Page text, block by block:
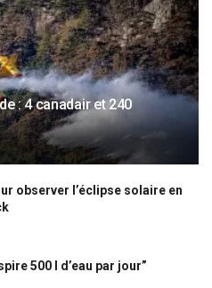
: 4 canadair et 240
observer l’éclipse solaire en
500 l d’eau par jour”